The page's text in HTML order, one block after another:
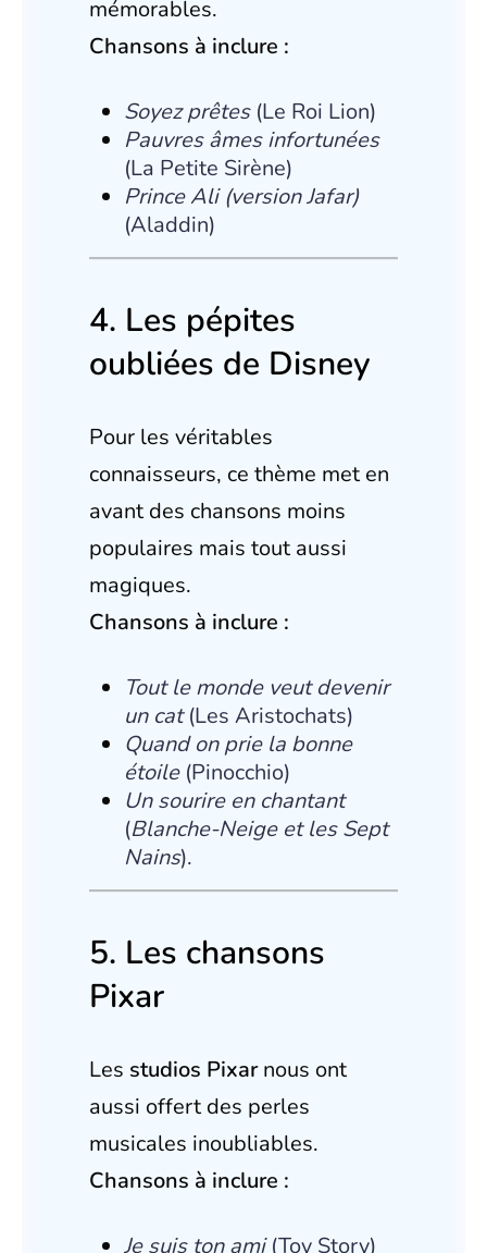
mémorables.
Chansons à inclure :
Soyez prêtes(Le Roi Lion)
Pauvres âmes infortunées
(La Petite Sirène)
Prince Ali (version Jafar)
(Aladdin)
4. Les pépites
oubliées de Disney
Pour les véritables
connaisseurs, ce thème met en
avant des chansons moins
populaires mais tout aussi
magiques.
Chansons à inclure :
Tout le monde veut devenir
un cat(Les Aristochats)
Quand on prie la bonne
étoile(Pinocchio)
Un sourire en chantant
(Blanche-Neige et les Sept
Nains).
5. Les chansons
Pixar
Les studios Pixarnous ont
aussi offert des perles
musicales inoubliables.
Chansons à inclure :
Je suis ton ami(Toy Story)